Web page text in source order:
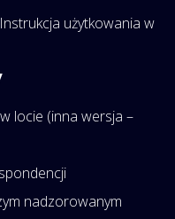
użytkowania w
locie (inna wersja –
nadzorowanym